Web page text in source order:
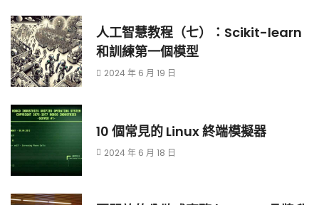
人工智慧教程（七）：Scikit-learn
和訓練第一個模型
2024 年 6 月 19 日
10 個常見的 Linux 終端模擬器
2024 年 6 月 18 日